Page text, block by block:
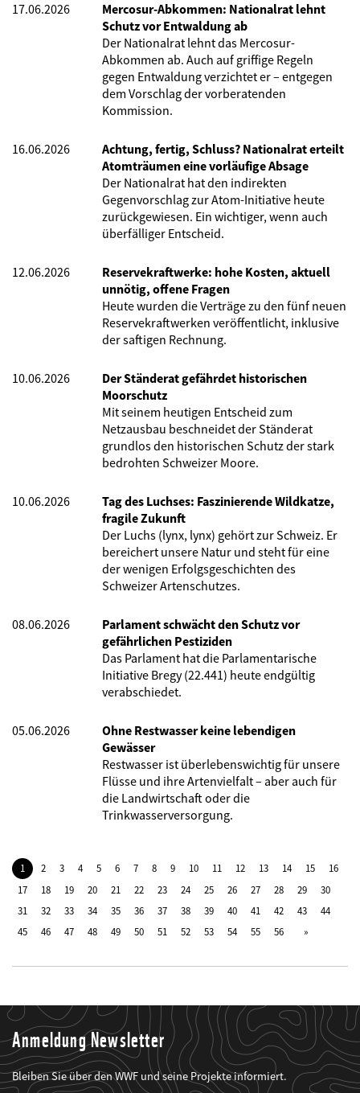
17.06.2026
Mercosur-Abkommen: Nationalrat lehnt
Schutz vor Entwaldung ab
Der Nationalrat lehnt das Mercosur-
Abkommen ab. Auch auf griffige Regeln
gegen Entwaldung verzichtet er – entgegen
dem Vorschlag der vorberatenden
Kommission.
16.06.2026
Achtung, fertig, Schluss? Nationalrat erteilt
Atomträumen eine vorläufige Absage
Der Nationalrat hat den indirekten
Gegenvorschlag zur Atom-Initiative heute
zurückgewiesen. Ein wichtiger, wenn auch
überfälliger Entscheid.
12.06.2026
Reservekraftwerke: hohe Kosten, aktuell
unnötig, offene Fragen
Heute wurden die Verträge zu den fünf neuen
Reservekraftwerken veröffentlicht, inklusive
der saftigen Rechnung.
10.06.2026
Der Ständerat gefährdet historischen
Moorschutz
Mit seinem heutigen Entscheid zum
Netzausbau beschneidet der Ständerat
grundlos den historischen Schutz der stark
bedrohten Schweizer Moore.
10.06.2026
Tag des Luchses: Faszinierende Wildkatze,
fragile Zukunft
Der Luchs (lynx, lynx) gehört zur Schweiz. Er
bereichert unsere Natur und steht für eine
der wenigen Erfolgsgeschichten des
Schweizer Artenschutzes.
08.06.2026
Parlament schwächt den Schutz vor
gefährlichen Pestiziden
Das Parlament hat die Parlamentarische
Initiative Bregy (22.441) heute endgültig
verabschiedet.
05.06.2026
Ohne Restwasser keine lebendigen
Gewässer
Restwasser ist überlebenswichtig für unsere
Flüsse und ihre Artenvielfalt – aber auch für
die Landwirtschaft oder die
Trinkwasserversorgung.
1 2 3 4 5 6 7 8 9 10 11 12 13 14 15
16
17
18 19 20 21 22 23 24 25 26 27 28 29
30
31
32 33 34 35 36 37 38 39 40 41 42 43
44
45
46 47 48 49 50 51 52 53 54 55 56
Anmeldung Newsletter
Bleiben Sie über den WWF und seine Projekte informiert.